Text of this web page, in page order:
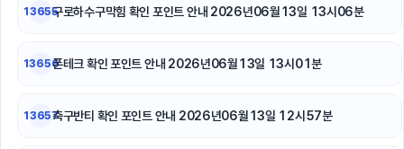
축구반티
13655구로하수구막힘 확인 포인트 안내 2026년06월13일 13시06분
13656폰테크 확인 포인트 안내 2026년06월13일 13시01분
13657축구반티 확인 포인트 안내 2026년06월13일 12시57분